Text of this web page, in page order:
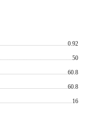
0.92
50
60.8
60.8
16